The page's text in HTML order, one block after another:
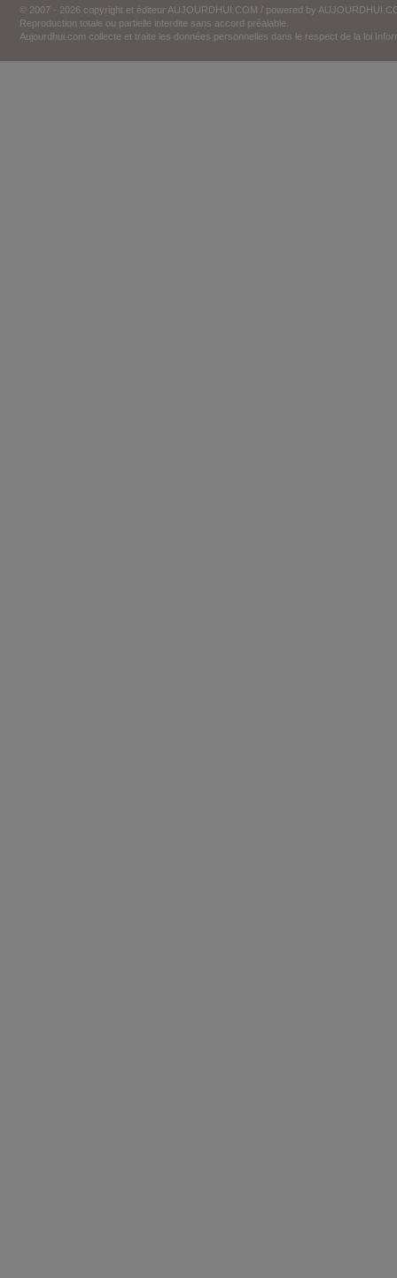
© 2007 - 2026 copyright et éditeur AUJOURDHUI.COM / powered by
Reproduction totale ou partielle interdite sans accord préalable.
Aujourdhui.com collecte et traite les données personnelles dans le respect de la loi